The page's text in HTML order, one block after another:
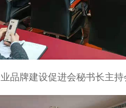
品牌建设促进会秘书长主持